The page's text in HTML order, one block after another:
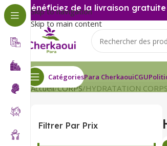
Skip to navigation
Skip to main content
Bénéficiez de la livraison
CatégoriesPara CherkaouiCGU
Accueil CORPS HYDRATATION CORPS
Filtrer Par Prix